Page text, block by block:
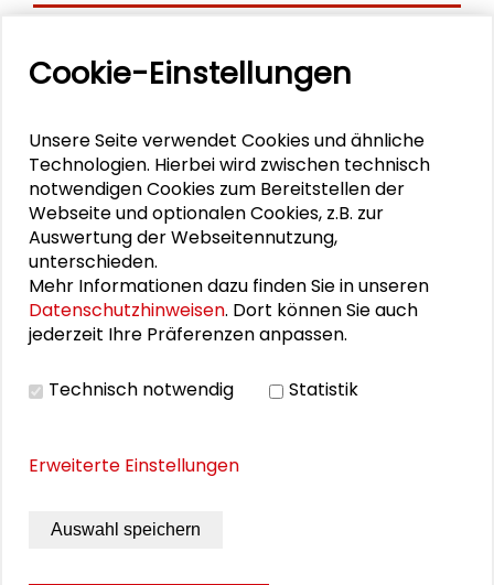
Mehr zum Thema
Künstlerischer Ausdruck und moderne Kultur
Aus Oslo zur Schader-Stiftung
Sieben Jahre, sieben Schnipsel
Cookie-Einstellungen
Unsere Seite verwendet Cookies und ähnliche
Technologien. Hierbei wird zwischen technisch
notwendigen Cookies zum Bereitstellen der
Webseite und optionalen Cookies, z.B. zur
Auswertung der Webseitennutzung,
unterschieden.
Mehr Informationen dazu finden Sie in unseren
Datenschutzhinweisen. Dort können Sie auch
jederzeit Ihre Präferenzen anpassen.
Technisch notwendig Statistik
Erweiterte Einstellungen
Auswahl speichern